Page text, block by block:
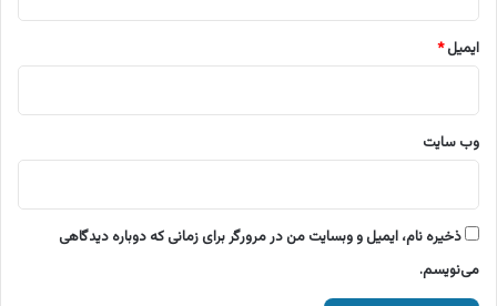
ایمیل*
وب‌ سایت
ذخیره نام، ایمیل و وبسایت من در مرورگر برای زمانی که دوباره دیدگاهی
می‌نویسم.